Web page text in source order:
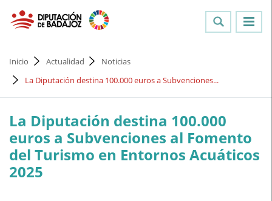
Inicio Actualidad
Noticias
La Diputación destina 100.000 euros a Subvenciones...
La Diputación destina 100.000
euros a Subvenciones al Fomento
del Turismo en Entornos Acuáticos
2025